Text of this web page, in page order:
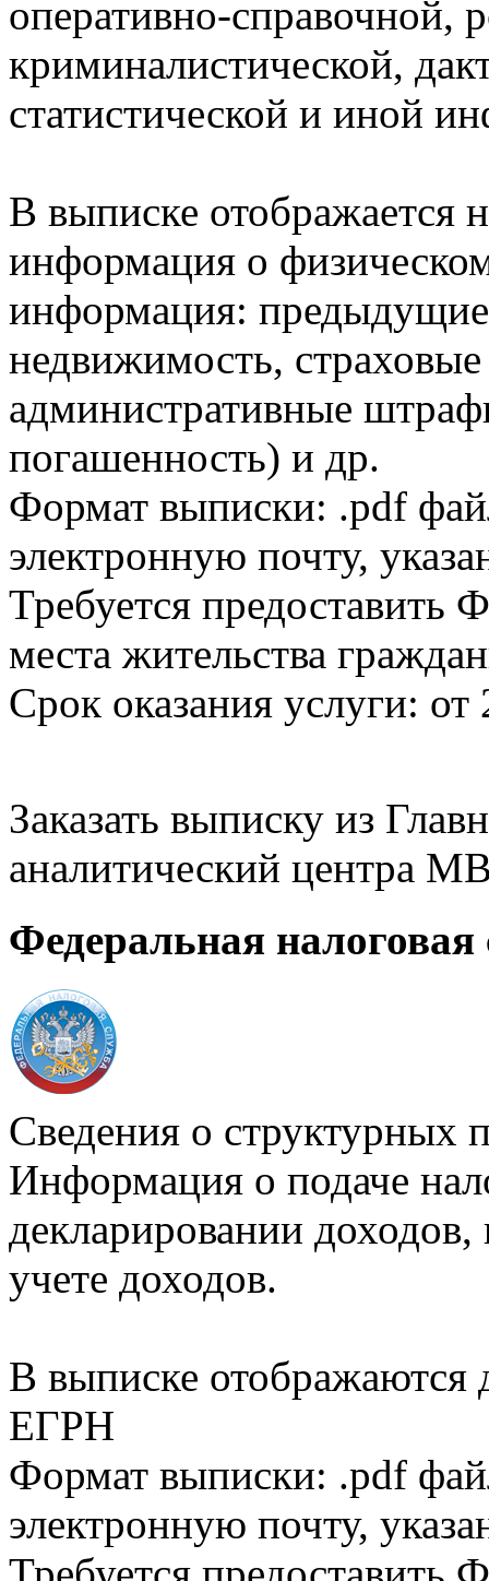
оперативно-справочной,
криминалистической,
статистической и иной
В выписке отображается
информация о
информация:
недвижимость,
административные
погашенность) и др.
Формат выписки: .pdf
электронную почту,
Требуется
места жительства
Срок оказания услуги: от
Заказать выписку из
аналитический центра
Федеральная налоговая
Сведения о структурных
Информация о подаче
декларировании доходов,
учете доходов.
В выписке
ЕГРН
Формат выписки: .pdf
электронную почту,